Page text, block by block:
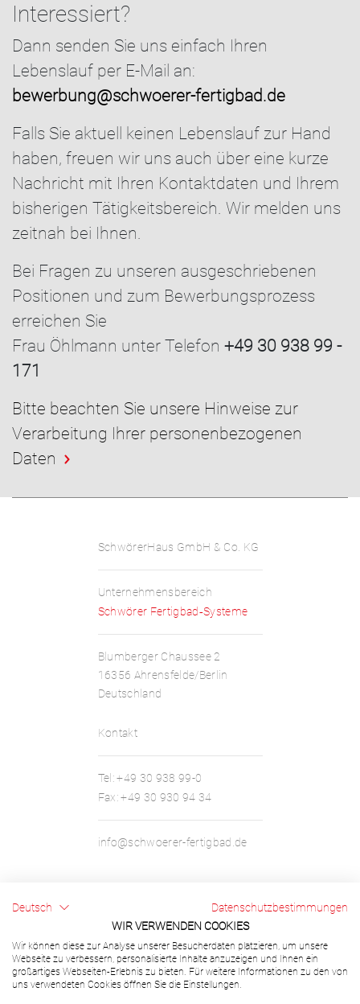
Interessiert?
Dann senden Sie uns einfach Ihren
Lebenslauf per E-Mail an:
bewerbung@schwoerer-fertigbad.de
Falls Sie aktuell keinen Lebenslauf zur Hand
haben, freuen wir uns auch über eine kurze
Nachricht mit Ihren Kontaktdaten und Ihrem
bisherigen Tätigkeitsbereich. Wir melden uns
zeitnah bei Ihnen.
Bei Fragen zu unseren ausgeschriebenen
Positionen und zum Bewerbungsprozess
erreichen Sie
Frau Öhlmann unter Telefon +49 30 938 99 -
171
Bitte beachten Sie unsere Hinweise zur
Verarbeitung Ihrer personenbezogenen
Daten
SchwörerHaus GmbH & Co. KG
Unternehmensbereich
Schwörer Fertigbad‑Systeme
Blumberger Chaussee 2
16356 Ahrensfelde/Berlin
Deutschland
Kontakt
Tel:+49 30 938 99-0
Fax:+49 30 930 94 34
info@schwoerer-fertigbad.de
Rechtliches
Impressum
Rechtliche Hinweise
Deutsch
Datenschutzbestimmungen
WIR VERWENDEN COOKIES
Wir können diese zur Analyse unserer Besucherdaten platzieren, um unsere
Webseite zu verbessern, personalisierte Inhalte anzuzeigen und Ihnen ein
großartiges Webseiten-Erlebnis zu bieten. Für weitere Informationen zu den von
uns verwendeten Cookies öffnen Sie die Einstellungen.